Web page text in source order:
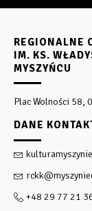
REGIONALNE
IM. KS.
MYSZYŃCU
Plac Wolności 58,
DANE
+48 29 77 21